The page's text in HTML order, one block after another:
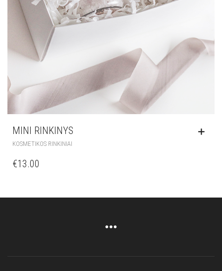
MINI RINKINYS
KOSMETIKOS RINKINIAI
€13.00